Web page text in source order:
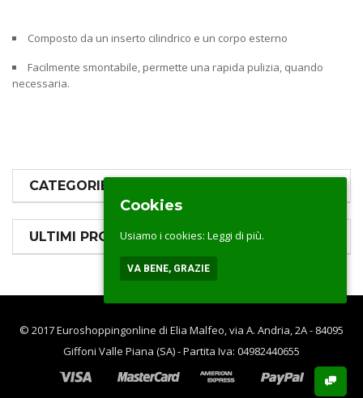
CATEGORIE PRODOTTI
ULTIMI PRODOTTI
Composto da un inserto cilindrico e un corpo esterno
Facilmente smontabile, permette una rapida pulizia, quando
necessaria.
© 2017 Euroshoppingonline di Elia Malfeo, via A. Andria, 2A - 84095
Giffoni Valle Piana (SA) - Partita Iva: 04982440655
Cookies
Usiamo i cookies: Leggi di più.
VA BENE, GRAZIE